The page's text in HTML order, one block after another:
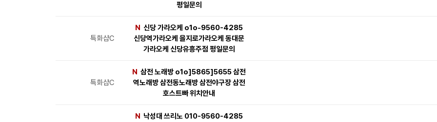
평일문의
특화샵C
N 신당 가라오케 o1o-9560-4285
신당역가라오케 을지로가라오케 동대문
가라오케 신당유흥주점 평일문의
특화샵C
N 삼전 노래방 o1o]5865]5655 삼전
역노래방 삼전동노래방 삼전야구장 삼전
호스트빠 위치안내
N 낙성대 쓰리노 010-9560-4285